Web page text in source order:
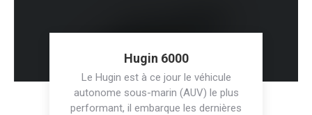
Hugin 6000
Le Hugin est à ce jour le véhicule
autonome sous-marin (AUV) le plus
performant, il embarque les dernières